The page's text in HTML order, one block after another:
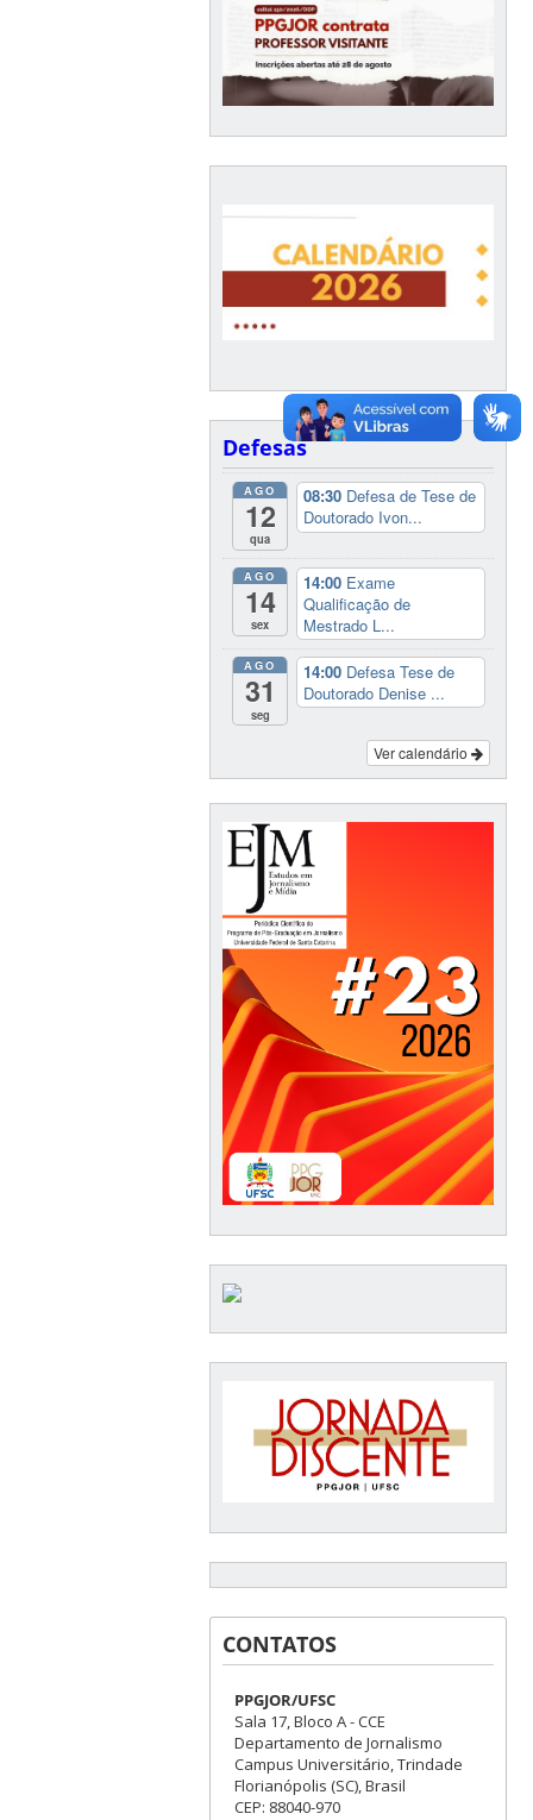
Defesas
AGO
12
qua
08:30 Defesa de Tese de
Doutorado Ivon...
AGO
14
sex
14:00 Exame
Qualificação de
Mestrado L...
AGO
31
seg
14:00 Defesa Tese de
Doutorado Denise ...
Ver calendário
CONTATOS
PPGJOR/UFSC
Sala 17, Bloco A - CCE
Departamento de Jornalismo
Campus Universitário, Trindade
Florianópolis (SC), Brasil
CEP: 88040-970